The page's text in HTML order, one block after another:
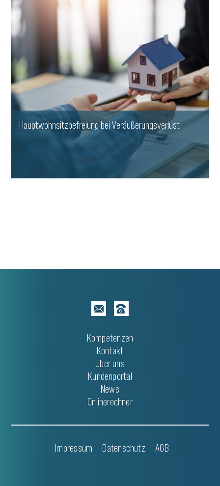
Hauptwohnsitzbefreiung bei Veräußerungsverlust
Kompetenzen
Kontakt
Über uns
Kundenportal
News
Onlinerechner
Impressum Datenschutz AGB